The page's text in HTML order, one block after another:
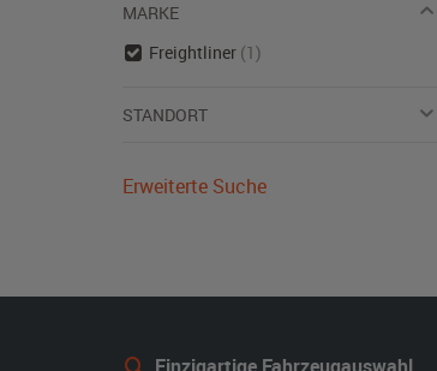
MARKE
Freightliner (1)
STANDORT
Erweiterte Suche